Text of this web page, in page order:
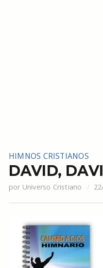
HIMNOS CRISTIANOS
DAVID,
por Universo Cristiano